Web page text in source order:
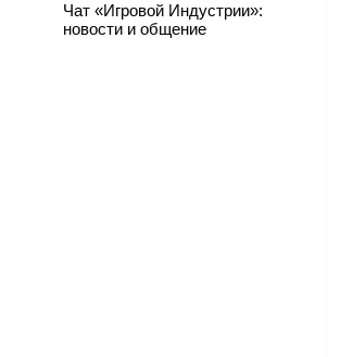
Чат «Игровой Индустрии»:
новости и общение